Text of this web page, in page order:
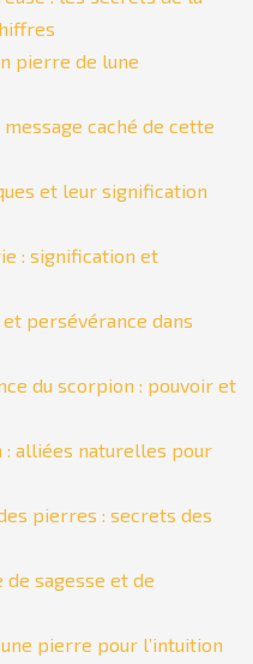
pierre de lune
caché de cette
et leur signification
: signification et
persévérance dans
du scorpion : pouvoir et
: alliées naturelles pour
pierres : secrets des
sagesse et de
pierre pour l’intuition